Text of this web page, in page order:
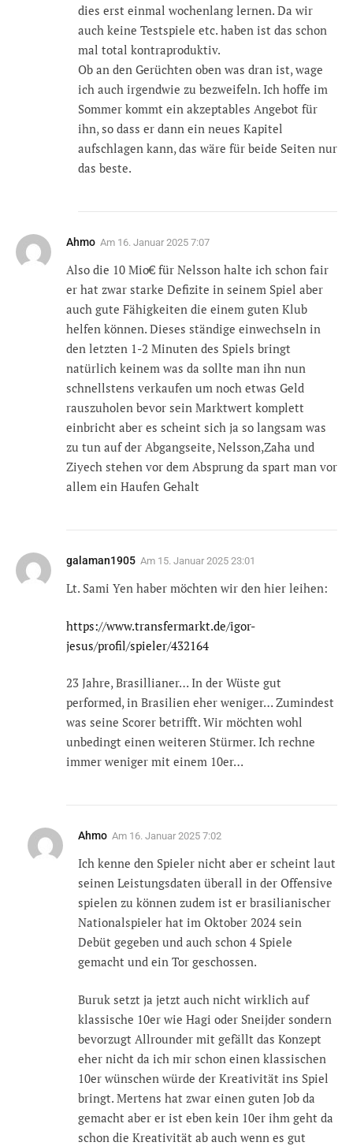
dies erst einmal wochenlang lernen. Da wir
auch keine Testspiele etc. haben ist das schon
mal total kontraproduktiv.
Ob an den Gerüchten oben was dran ist, wage
ich auch irgendwie zu bezweifeln. Ich hoffe im
Sommer kommt ein akzeptables Angebot für
ihn, so dass er dann ein neues Kapitel
aufschlagen kann, das wäre für beide Seiten nur
das beste.
Ahmo Am 16. Januar 2025 7:07
Also die 10 Mio€ für Nelsson halte ich schon fair
er hat zwar starke Defizite in seinem Spiel aber
auch gute Fähigkeiten die einem guten Klub
helfen können. Dieses ständige einwechseln in
den letzten 1-2 Minuten des Spiels bringt
natürlich keinem was da sollte man ihn nun
schnellstens verkaufen um noch etwas Geld
rauszuholen bevor sein Marktwert komplett
einbricht aber es scheint sich ja so langsam was
zu tun auf der Abgangseite, Nelsson,Zaha und
Ziyech stehen vor dem Absprung da spart man vor
allem ein Haufen Gehalt
galaman1905 Am 15. Januar 2025 23:01
Lt. Sami Yen haber möchten wir den hier leihen:
https://www.transfermarkt.de/igor-
jesus/profil/spieler/432164
23 Jahre, Brasillianer… In der Wüste gut
performed, in Brasilien eher weniger… Zumindest
was seine Scorer betrifft. Wir möchten wohl
unbedingt einen weiteren Stürmer. Ich rechne
immer weniger mit einem 10er…
Ahmo Am 16. Januar 2025 7:02
Ich kenne den Spieler nicht aber er scheint laut
seinen Leistungsdaten überall in der Offensive
spielen zu können zudem ist er brasilianischer
Nationalspieler hat im Oktober 2024 sein
Debüt gegeben und auch schon 4 Spiele
gemacht und ein Tor geschossen.
Buruk setzt ja jetzt auch nicht wirklich auf
klassische 10er wie Hagi oder Sneijder sondern
bevorzugt Allrounder mit gefällt das Konzept
eher nicht da ich mir schon einen klassischen
10er wünschen würde der Kreativität ins Spiel
bringt. Mertens hat zwar einen guten Job da
gemacht aber er ist eben kein 10er ihm geht da
schon die Kreativität ab auch wenn es gut